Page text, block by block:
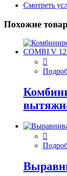
Смотреть
Похожие